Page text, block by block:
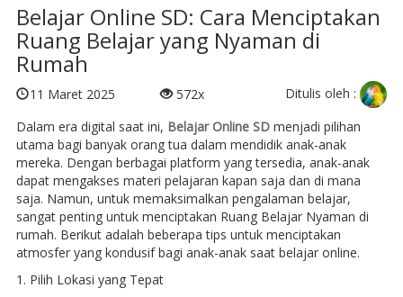
Belajar Online SD: Cara Menciptakan
Ruang Belajar yang Nyaman di
Rumah
11 Maret 2025 572x
Ditulis oleh :
Dalam era digital saat ini, Belajar Online SDmenjadi pilihan
utama bagi banyak orang tua dalam mendidik anak-anak
mereka. Dengan berbagai platform yang tersedia, anak-anak
dapat mengakses materi pelajaran kapan saja dan di mana
saja. Namun, untuk memaksimalkan pengalaman belajar,
sangat penting untuk menciptakan Ruang Belajar Nyaman di
rumah. Berikut adalah beberapa tips untuk menciptakan
atmosfer yang kondusif bagi anak-anak saat belajar online.
1. Pilih Lokasi yang Tepat